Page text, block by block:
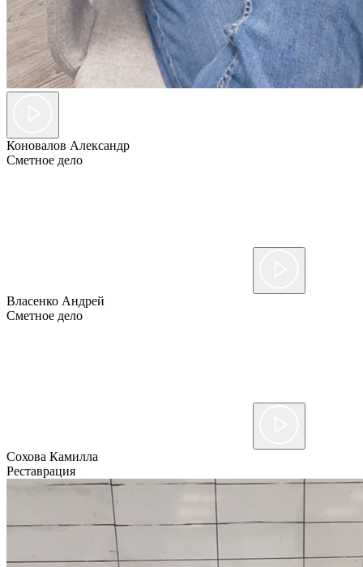
Коновалов Александр
Сметное дело
Власенко Андрей
Сметное дело
Сохова Камилла
Реставрация